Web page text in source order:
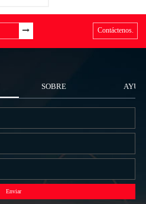
Contáctenos.
SOBRE
NOSOTROS
Enviar